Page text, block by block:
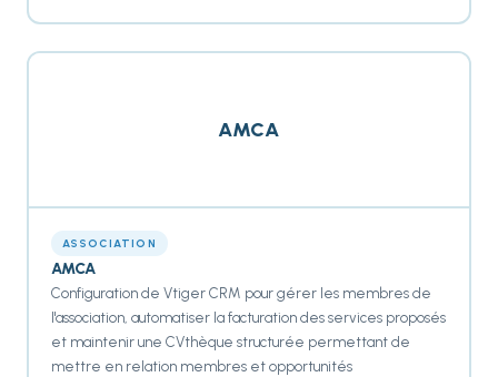
AMCA
ASSOCIATION
AMCA
Configuration de Vtiger CRM pour gérer les membres de
l'association, automatiser la facturation des services proposés
et maintenir une CVthèque structurée permettant de
mettre en relation membres et opportunités